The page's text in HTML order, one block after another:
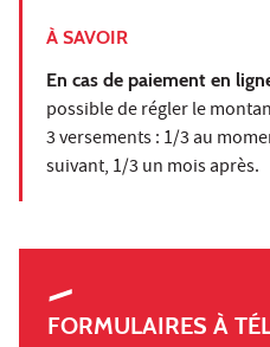
À SAVOIR
En cas de paiement en
possible de régler le
3 versements : 1/3 au
suivant, 1/3 un mois après.
FORMULAIRES À